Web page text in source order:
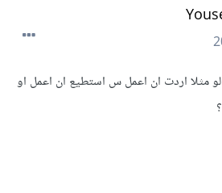
14 سنه هل لو مثلا اردت ان اعمل س استطيع ان اعمل او